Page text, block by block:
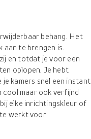
behang. Het
te brengen is.
en totdat je voor een
oplopen. Je hebt
kamers snel een instant
maar ook verfijnd
elke inrichtingskleur of
werkt voor